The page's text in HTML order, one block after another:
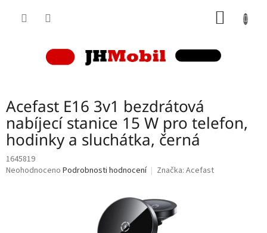
Acefast E16 3v1 bezdrátová
nabíjecí stanice 15 W pro telefon,
hodinky a sluchátka, černá
1645819
Průměrné
Neohodnoceno Podrobnosti hodnocení Značka: Acefast